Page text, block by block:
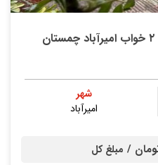
شهر
امیرآباد
مبلغ کل